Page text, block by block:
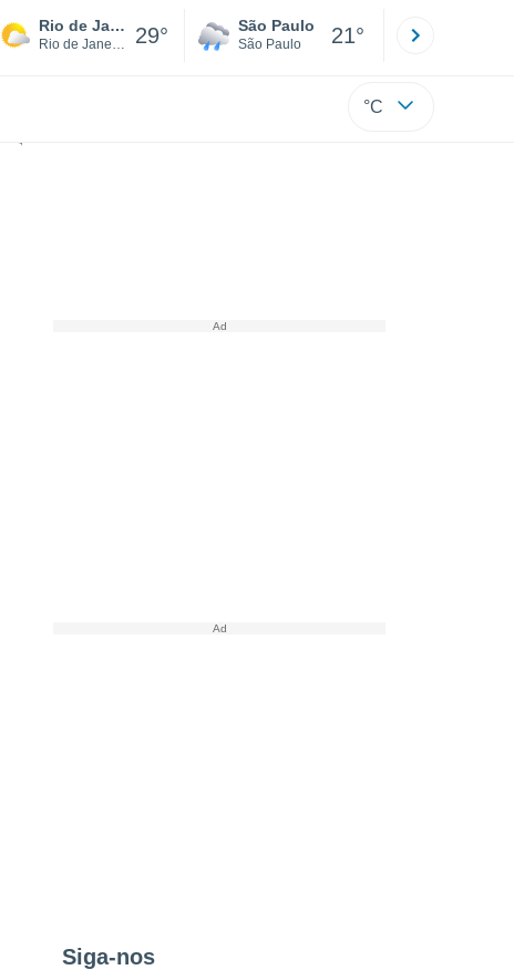
Rio de Janeiro
Rio de Janeiro 29° São Paulo
São Paulo 21°
°C
Siga-nos